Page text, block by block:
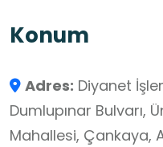
Konum
Adres: Diyanet
Dumlupınar Bulvarı,
Mahallesi, Çankaya,